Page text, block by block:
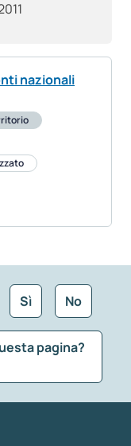
nazionali
Sì No
pagina?